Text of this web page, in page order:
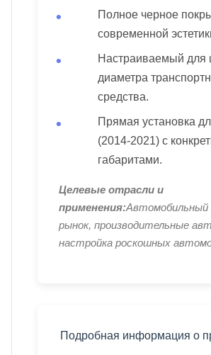
Полное черное
современной
Настраиваемый для
диаметра
средства.
Прямая установка
(2014-2021) с
габаритами.
Целевые отрасли и
применения:Автомобильный
рынок, производительные
настройка роскошных
Подробная информация о